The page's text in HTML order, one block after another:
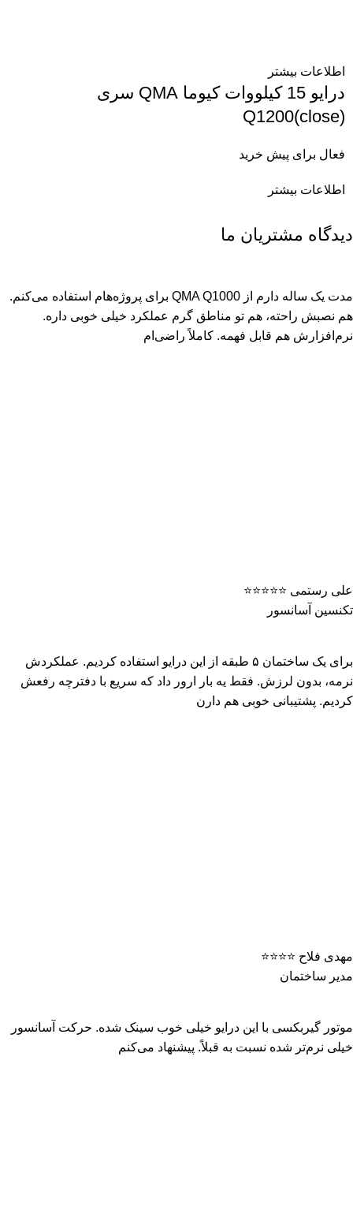
اطلاعات بیشتر
درایو 15 کیلووات کیوما QMA سری
Q1200(close)
فعال برای پیش خرید
اطلاعات بیشتر
دیدگاه مشتریان ما
مدت یک ساله دارم از QMA Q1000 برای پروژه‌هام استفاده می‌کنم.
هم نصبش راحته، هم تو مناطق گرم عملکرد خیلی خوبی داره.
نرم‌افزارش هم قابل فهمه. کاملاً راضی‌ام
علی رستمی ⭐️⭐️⭐️⭐️⭐️
تکنسین آسانسور
برای یک ساختمان ۵ طبقه از این درایو استفاده کردیم. عملکردش
نرمه، بدون لرزش. فقط یه بار ارور داد که سریع با دفترچه رفعش
کردیم. پشتیبانی خوبی هم دارن
مهدی فلاح ⭐️⭐️⭐️⭐️
مدیر ساختمان
موتور گیربکسی با این درایو خیلی خوب سینک شده. حرکت آسانسور
خیلی نرم‌تر شده نسبت به قبلاً. پیشنهاد می‌کنم